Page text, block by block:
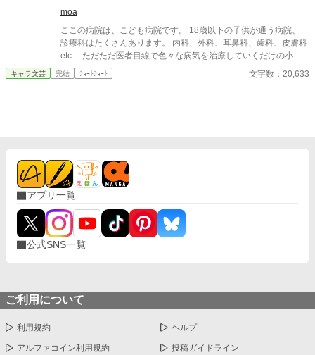
なからず社会規範に反していることは理解しているが、ママとの
甘美な繋がりは解消できずに戸惑いながらも続く「ママと中学生
の僕」の営みを描いてみました。
moa
ここの病院は、こども病院です。 18歳以下の子供が通う病院、
診療科はたくさんあります。 内科、外科、耳鼻科、歯科、皮膚科
etc… ただただ医者目線で色々な病気を治療していくだけの小説
です。 恋愛要素などは一切ありません。 密着病院24時！的な感
じです。 人物像などは表記していない為、読者様のご想像にお任
キャラ文芸 完結 ｼｮｰﾄｼｮｰﾄ 文字数：20,633
アプリ一覧
公式SNS一覧
ご利用について
利用規約 ヘルプ
アルファコイン利用規約 投稿ガイドライン